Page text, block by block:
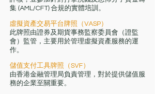
集 (AML/CFT) 合規的實體培訓。
虛擬資產交易平台牌照（VASP）
此牌照由證券及期貨事務監察委員會（證監
會）監管，主要用於管理虛擬資產服務的運
作。
儲值支付工具牌照（SVF）
由香港金融管理局負責管理，對於提供儲值服
務的企業至關重要。